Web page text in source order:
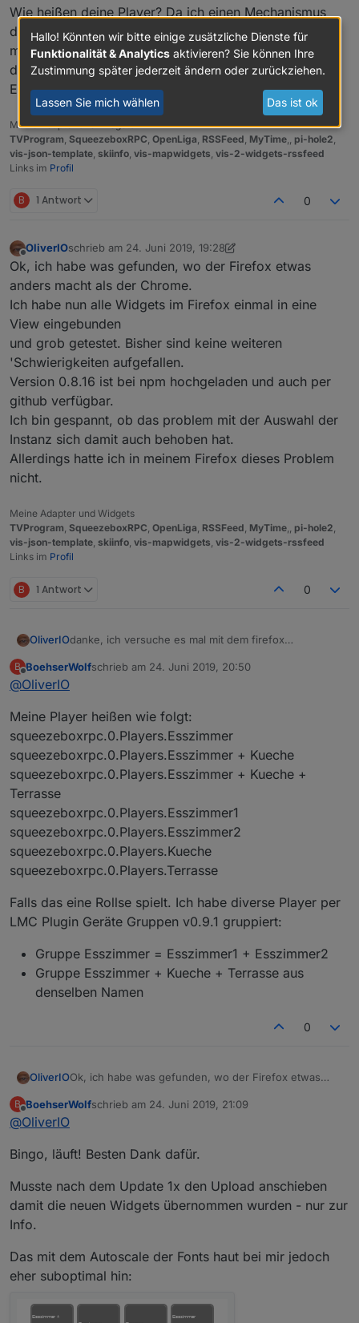
Wie heißen deine Player? Da ich einen Mechanismus
drin habe, der versucht die ideale Schriftgröße
mit Zeilenumbruch zu ermitteln, kann es auch da evtl.
daran liegen. Da könnte auch noch Potential für eine
Endlosschleife liegen.
Meine Adapter und Widgets
TVProgram SqueezeboxRPC OpenLiga RSSFeed MyTime pi-hole2
vis-json-template skiinfo vis-mapwidgets vis-2-widgets-rssfeed
Links im Profil
B 1 Antwort 0
Offline
OliverIOschrieb am 24. Juni 2019, 19:28
zuletzt editiert von OliverIO
Ok, ich habe was gefunden, wo der Firefox etwas
anders macht als der Chrome.
Ich habe nun alle Widgets im Firefox einmal in eine
View eingebunden
und grob getestet. Bisher sind keine weiteren
'Schwierigkeiten aufgefallen.
Version 0.8.16 ist bei npm hochgeladen und auch per
github verfügbar.
Ich bin gespannt, ob das problem mit der Auswahl der
Instanz sich damit auch behoben hat.
Allerdings hatte ich in meinem Firefox dieses Problem
nicht.
Meine Adapter und Widgets
TVProgram, SqueezeboxRPC, OpenLiga, RSSFeed, MyTime,, pi-hole2,
vis-json-template, skiinfo, vis-mapwidgets, vis-2-widgets-rssfeed
Links im Profil
B 1 Antwort 0
OliverIOdanke, ich versuche es mal mit dem firefox
Wie heißen deine Player? Da ich einen Mechanismus
daran liegen. Da könnte auch noch Potential für eine
Endlosschleife liegen.
B
Offline
BoehserWolfschrieb am 24. Juni 2019, 20:50
zuletzt editiert von
@OliverIO
Meine Player heißen wie folgt:
squeezeboxrpc.0.Players.Esszimmer
squeezeboxrpc.0.Players.Esszimmer + Kueche
squeezeboxrpc.0.Players.Esszimmer + Kueche +
Terrasse
squeezeboxrpc.0.Players.Esszimmer1
squeezeboxrpc.0.Players.Esszimmer2
squeezeboxrpc.0.Players.Kueche
squeezeboxrpc.0.Players.Terrasse
Falls das eine Rollse spielt. Ich habe diverse Player per
LMC Plugin Geräte Gruppen v0.9.1 gruppiert:
Gruppe Esszimmer = Esszimmer1 + Esszimmer2
Gruppe Esszimmer + Kueche + Terrasse aus
denselben Namen
0
OliverIOOk, ich habe was gefunden, wo der Firefox etwas
Ich habe nun alle Widgets im Firefox einmal in eine
'Schwierigkeiten aufgefallen.
github verfügbar.
Ich bin gespannt, ob das problem mit der Auswahl der
Instanz sich damit auch behoben hat.
B
Offline
BoehserWolfschrieb am 24. Juni 2019, 21:09
zuletzt editiert von
@OliverIO
Bingo, läuft! Besten Dank dafür.
Musste nach dem Update 1x den Upload anschieben
damit die neuen Widgets übernommen wurden - nur zur
Info.
Das mit dem Autoscale der Fonts haut bei mir jedoch
eher suboptimal hin:
Hallo! Könnten wir bitte einige zusätzliche Dienste für
Funktionalität & Analytics aktivieren? Sie können Ihre
Zustimmung später jederzeit ändern oder zurückziehen.
Lassen Sie mich wählen Das ist ok